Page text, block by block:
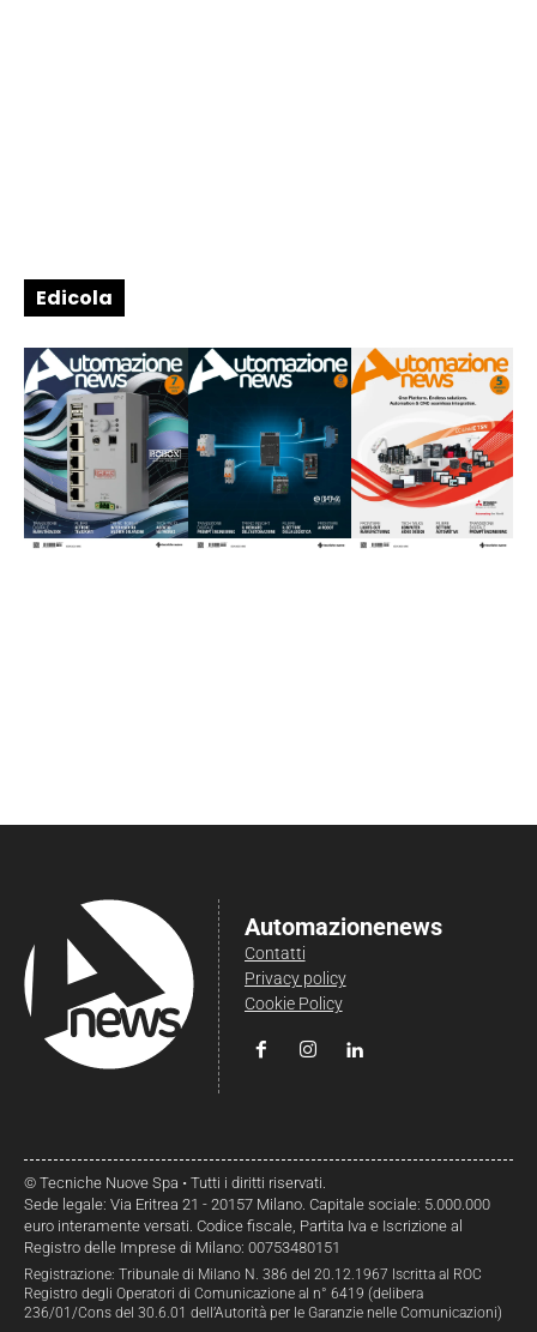
Edicola
Automazionenews
Contatti
Privacy policy
Cookie Policy
© Tecniche Nuove Spa • Tutti i diritti riservati.
Sede legale: Via Eritrea 21 - 20157 Milano. Capitale sociale: 5.000.000
euro interamente versati. Codice fiscale, Partita Iva e Iscrizione al
Registro delle Imprese di Milano: 00753480151
Registrazione: Tribunale di Milano N. 386 del 20.12.1967 Iscritta al ROC
Registro degli Operatori di Comunicazione al n° 6419 (delibera
236/01/Cons del 30.6.01 dell’Autorità per le Garanzie nelle Comunicazioni)